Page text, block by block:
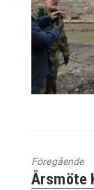
Föregående
Föregående
Årsmöte